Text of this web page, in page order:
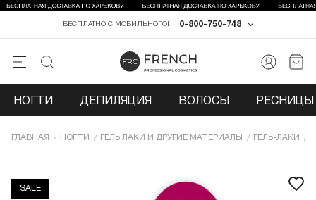
0-800-750-748
БЕСПЛАТНО С МОБИЛЬНОГО!
НОГТИ ДЕПИЛЯЦИЯ ВОЛОСЫ РЕСНИЦЫ
ГЛАВНАЯ НОГТИ ГЕЛЬ ЛАКИ И ДРУГИЕ МАТЕРИАЛЫ ГЕЛЬ-ЛАКИ
SALE